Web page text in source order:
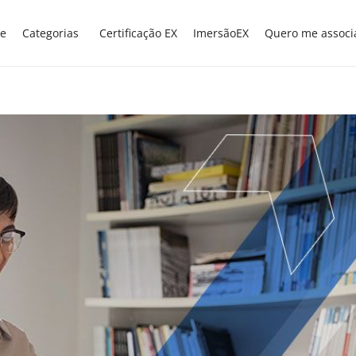
Categorias Certificação EX ImersãoEX Quero me